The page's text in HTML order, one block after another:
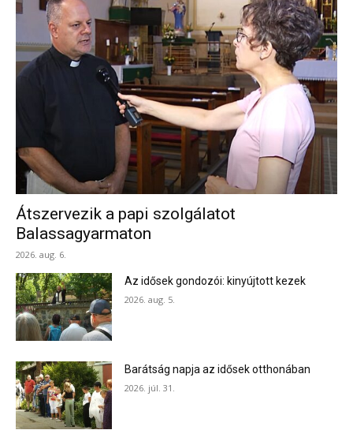
Átszervezik a papi szolgálatot
Balassagyarmaton
2026. aug. 6.
Az idősek gondozói: kinyújtott kezek
2026. aug. 5.
Barátság napja az idősek otthonában
2026. júl. 31.